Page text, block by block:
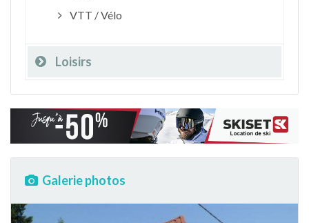
VTT / Vélo
Loisirs
Galerie photos